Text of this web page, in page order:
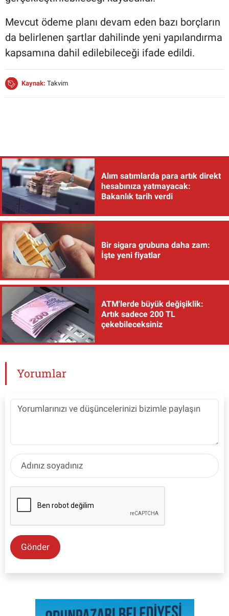
Mevcut ödeme planı devam eden bazı borçların
da belirlenen şartlar dahilinde yeni yapılandırma
kapsamına dahil edilebileceği ifade edildi.
Kaynak: Takvim
Alım satımlarda para artık direkt
hesabınıza yatmayacak:
Bakanlık tarih verdi
Bir sigara grubuna daha zam:
İşte yeni fiyatlar
ATM'lerde büyük değişiklik:
Artık sadece 200 TL
çekebileceksiniz
Yorumlar
Gönder